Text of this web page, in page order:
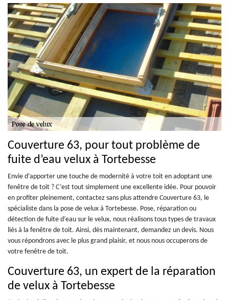
Couverture 63, pour tout problème de
fuite d’eau velux à Tortebesse
Envie d’apporter une touche de modernité à votre toit en adoptant une
fenêtre de toit ? C’est tout simplement une excellente idée. Pour pouvoir
en profiter pleinement, contactez sans plus attendre Couverture 63, le
spécialiste dans la pose de velux à Tortebesse. Pose, réparation ou
détection de fuite d’eau sur le velux, nous réalisons tous types de travaux
liés à la fenêtre de toit. Ainsi, dès maintenant, demandez un devis. Nous
vous répondrons avec le plus grand plaisir, et nous nous occuperons de
votre fenêtre de toit.
Couverture 63, un expert de la réparation
de velux à Tortebesse